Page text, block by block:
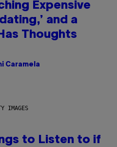
Expensive
and a
Thoughts
Caramela
IMAGES
to Listen to if